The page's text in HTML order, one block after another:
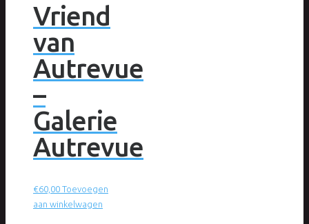
Vriend
van
Autrevue
–
Galerie
Autrevue
€60,00 Toevoegen
aan winkelwagen